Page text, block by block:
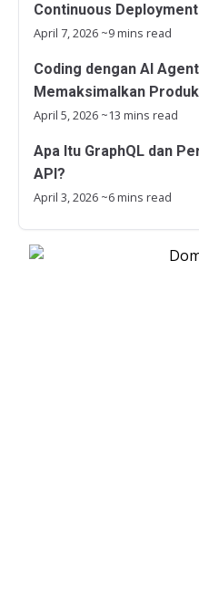
Continuous Deployment
April 7, 2026 ~9 mins read
Coding dengan AI
Memaksimalkan
April 5, 2026 ~13 mins read
Apa Itu GraphQL dan
API?
April 3, 2026 ~6 mins read